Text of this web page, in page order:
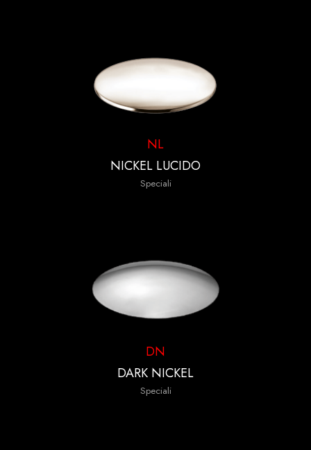
NL
NICKEL LUCIDO
Speciali
DN
DARK NICKEL
Speciali